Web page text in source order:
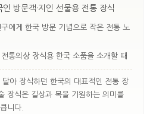
방문객·지인 선물용 전통 장식
에게 한국 방문 기념으로 작은 전통 노
통의상 장식용 한국 소품을 소개할 때
아 장식하던 한국의 대표적인 전통 장
장식은 길상과 복을 기원하는 의미를
니다.